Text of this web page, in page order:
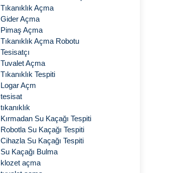
Tıkanıklık Açma
Gider Açma
Pimaş Açma
Tıkanıklık Açma Robotu
Tesisatçı
Tuvalet Açma
Tıkanıklık Tespiti
Logar Açm
tesisat
tıkanıklık
Kırmadan Su Kaçağı Tespiti
Robotla Su Kaçağı Tespiti
Cihazla Su Kaçağı Tespiti
Su Kaçağı Bulma
klozet açma